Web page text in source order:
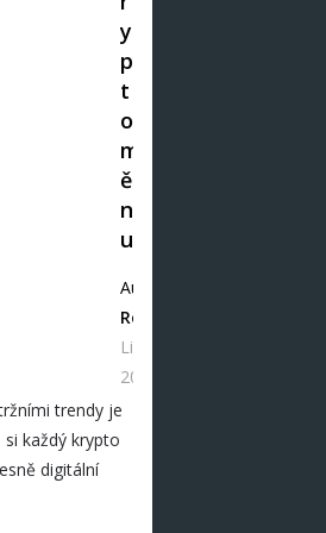
y
p
t
o
m
ě
n
u
Autor
Redakce
Lis 06,
2024
trendy je
každý krypto
digitální